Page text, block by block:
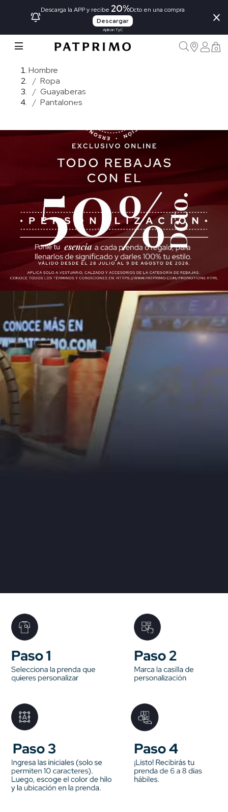
Descarga la APP y recibe 20%Dcto en una compra
Descargar
Aplican TyC
×
0
Hombre
Ropa
Guayaberas
Pantalones